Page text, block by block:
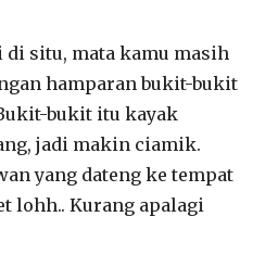
di situ, mata kamu masih
hamparan bukit-bukit
bukit itu kayak
jadi makin ciamik.
yang dateng ke tempat
lohh.. Kurang apalagi